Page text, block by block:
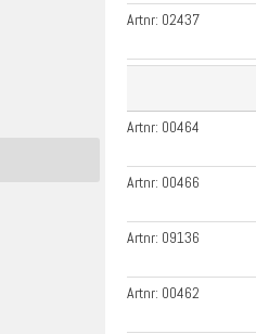
Artnr: 02437
Artnr: 00464
Artnr: 00466
Artnr: 09136
Artnr: 00462